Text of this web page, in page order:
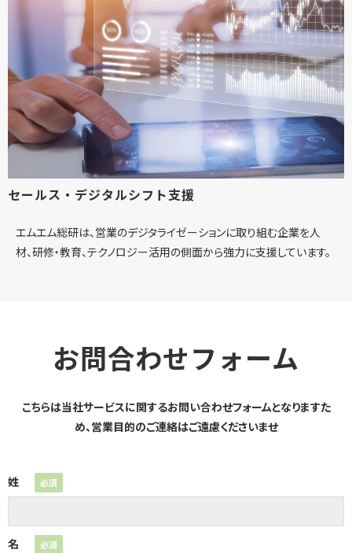
セールス・デジタルシフト支援
エムエム総研は、営業のデジタライゼーションに取り組む企業を人
材、研修・教育、テクノロジー活用の側面から強力に支援しています。
お問合わせフォーム
こちらは当社サービスに関するお問い合わせフォームとなりますた
め、営業目的のご連絡はご遠慮くださいませ
姓
名